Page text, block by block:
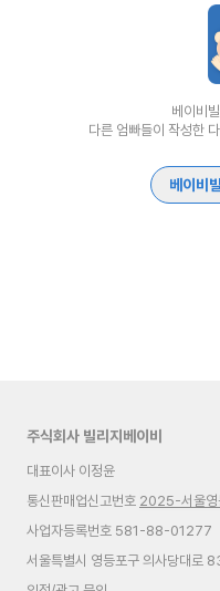
베이비
다른 엄빠들이 작성한
베이비
주식회사 빌리지베이비
대표이사 이정윤
통신판매업신고번호 2025-서울
사업자등록번호 581-88-01277
서울특별시 영등포구 의사당대로